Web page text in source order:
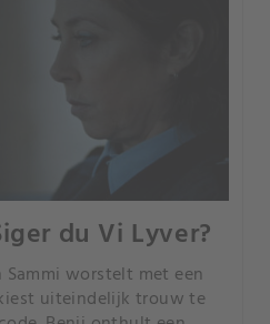
du Vi Lyver?
worstelt met een
uiteindelijk trouw te